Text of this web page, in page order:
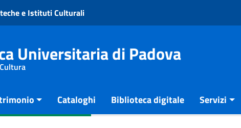
e Istituti Culturali
Universitaria di Padova
Cataloghi Biblioteca digitale Servizi